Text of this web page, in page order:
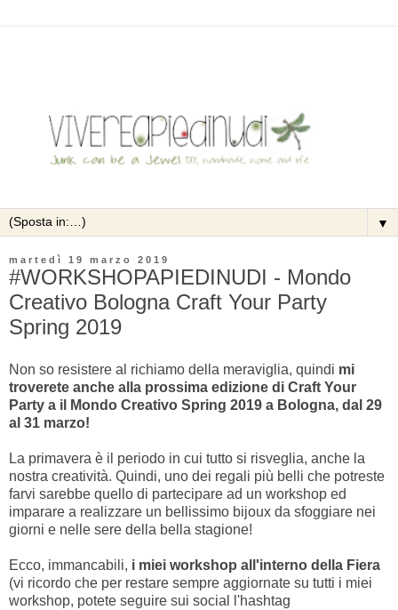
▼
martedì 19 marzo 2019
#WORKSHOPAPIEDINUDI - Mondo
Creativo Bologna Craft Your Party
Spring 2019
Non so resistere al richiamo della meraviglia, quindi mi
troverete anche alla prossima edizione di Craft Your
Party a il Mondo Creativo Spring 2019 a Bologna, dal 29
al 31 marzo!
La primavera è il periodo in cui tutto si risveglia, anche la
nostra creatività. Quindi, uno dei regali più belli che potreste
farvi sarebbe quello di partecipare ad un workshop ed
imparare a realizzare un bellissimo bijoux da sfoggiare nei
giorni e nelle sere della bella stagione!
Ecco, immancabili, i miei workshop all'interno della Fiera
(vi ricordo che per restare sempre aggiornate su tutti i miei
workshop, potete seguire sui social l'hashtag